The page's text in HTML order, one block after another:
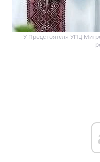
У Предстоятеля УПЦ